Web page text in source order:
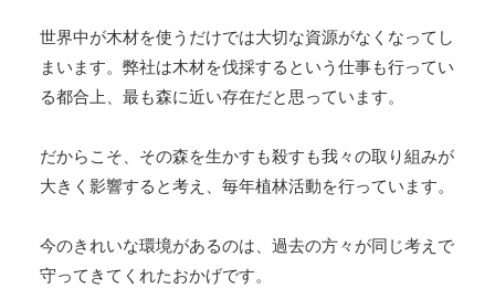
世界中が木材を使うだけでは大切な資源がなくなってし
まいます。弊社は木材を伐採するという仕事も行ってい
る都合上、最も森に近い存在だと思っています。
だからこそ、その森を生かすも殺すも我々の取り組みが
大きく影響すると考え、毎年植林活動を行っています。
今のきれいな環境があるのは、過去の方々が同じ考えで
守ってきてくれたおかげです。